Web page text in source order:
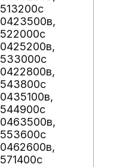
513200с
0423500в,
522000с
0425200в,
533000с
0422800в,
543800с
0435100в,
544900с
0463500в,
553600с
0462600в,
571400с